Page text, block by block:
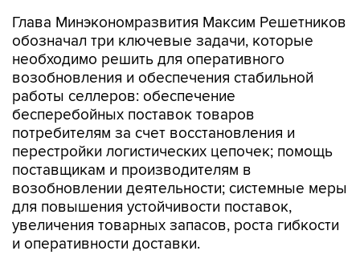
Глава Минэкономразвития Максим Решетников
обозначал три ключевые задачи, которые
необходимо решить для оперативного
возобновления и обеспечения стабильной
работы селлеров: обеспечение
бесперебойных поставок товаров
потребителям за счет восстановления и
перестройки логистических цепочек; помощь
поставщикам и производителям в
возобновлении деятельности; системные меры
для повышения устойчивости поставок,
увеличения товарных запасов, роста гибкости
и оперативности доставки.